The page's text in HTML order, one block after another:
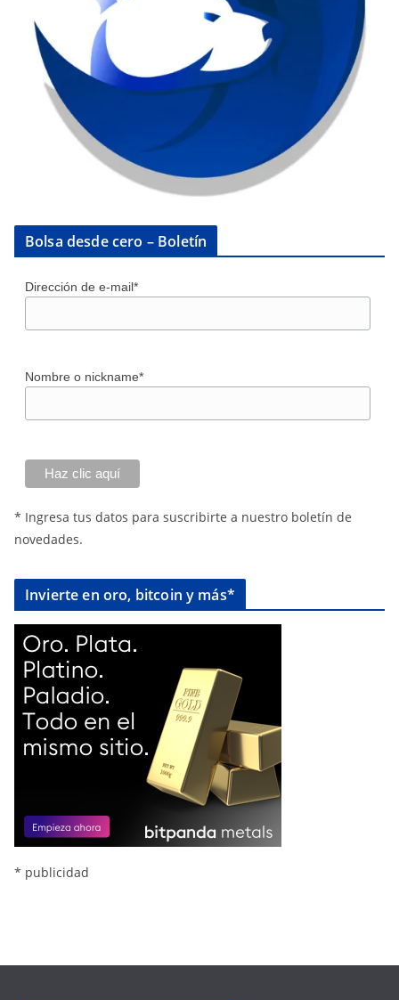
Bolsa desde cero – Boletín
Dirección de e-mail*
Nombre o nickname*
* Ingresa tus datos para suscribirte a nuestro boletín de
novedades.
Invierte en oro, bitcoin y más*
* publicidad